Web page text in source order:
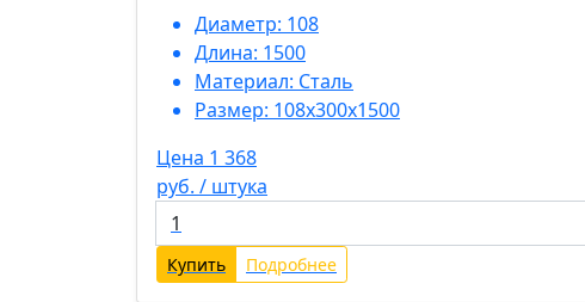
Диаметр: 108
Длина: 1500
Материал: Сталь
Размер: 108х300х1500
Цена 1 368
руб. / штука
Купить Подробнее